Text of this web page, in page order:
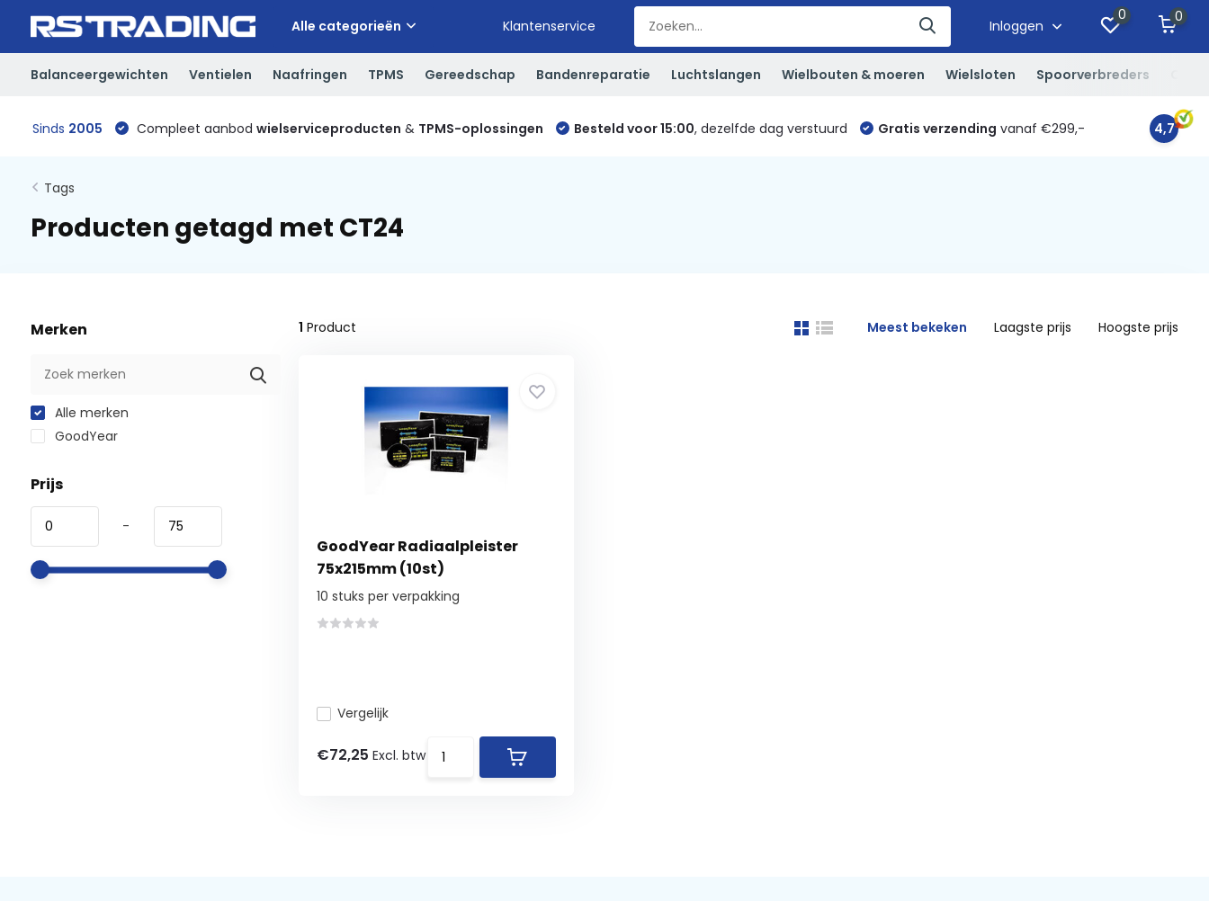
Alle categorieën Klantenservice Inloggen
0 0
Balanceergewichten Ventielen Naafringen TPMS Gereedschap Bandenreparatie Luchtslangen Wielbouten & moeren Wielsloten Spoorverbreders
Sinds 2005 Compleet aanbod wielserviceproducten & TPMS-oplossingen Besteld voor 15:00, dezelfde dag verstuurd Gratis verzending vanaf €299,- 4,7
Tags
Producten getagd met CT24
Merken
Alle merken
GoodYear
Prijs
-
1 Product Meest bekeken Laagste prijs Hoogste prijs
GoodYear Radiaalpleister
75x215mm (10st)
10 stuks per verpakking
Vergelijk
€72,25 Excl. btw